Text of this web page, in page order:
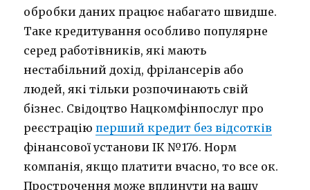
обробки даних працює набагато швидше.
Таке кредитування особливо популярне
серед работівників, які мають
нестабільний дохід, фрілансерів або
людей, які тільки розпочинають свій
бізнес. Свідоцтво Нацкомфінпослуг про
реєстраціюперший кредит без відсотків
фінансової установи ІК №176. Норм
компанія, якщо платити вчасно, то все ок.
Прострочення може вплинути на вашу